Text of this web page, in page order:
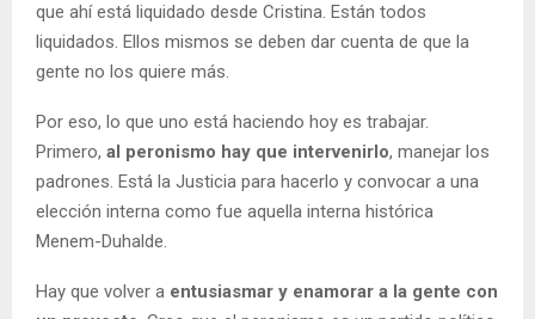
que ahí está liquidado desde Cristina. Están todos
liquidados. Ellos mismos se deben dar cuenta de que la
gente no los quiere más.
Por eso, lo que uno está haciendo hoy es trabajar.
Primero, al peronismo hay que intervenirlo, manejar los
padrones. Está la Justicia para hacerlo y convocar a una
elección interna como fue aquella interna histórica
Menem-Duhalde.
Hay que volver a entusiasmar y enamorar a la gente con